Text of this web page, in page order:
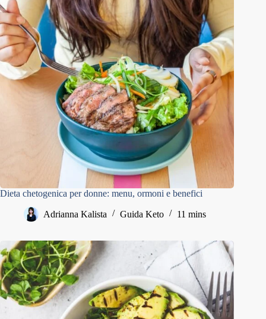
Dieta chetogenica per donne: menu, ormoni e benefici
Adrianna Kalista Guida Keto 11 mins